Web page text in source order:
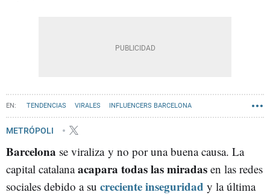
TENDENCIAS VIRALES INFLUENCERS BARCELONA
METRÓPOLI
Barcelona se viraliza y no por una buena causa. La
capital catalanaacapara todas las miradas en las redes
sociales debido a su creciente inseguridad y la última